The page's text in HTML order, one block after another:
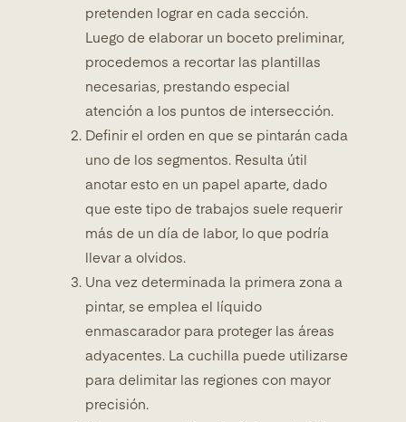
pretenden lograr en cada sección.
Luego de elaborar un boceto preliminar,
procedemos a recortar las plantillas
necesarias, prestando especial
atención a los puntos de intersección.
Definir el orden en que se pintarán cada
uno de los segmentos. Resulta útil
anotar esto en un papel aparte, dado
que este tipo de trabajos suele requerir
más de un día de labor, lo que podría
llevar a olvidos.
Una vez determinada la primera zona a
pintar, se emplea el líquido
enmascarador para proteger las áreas
adyacentes. La cuchilla puede utilizarse
para delimitar las regiones con mayor
precisión.